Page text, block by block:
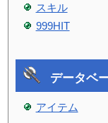
スキル
999HIT
データベ
アイテム